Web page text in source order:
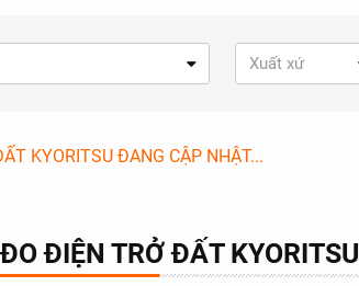
Xuất xứ
KYORITSU ĐANG CẬP NHẬT...
ĐIỆN TRỞ ĐẤT KYORITSU